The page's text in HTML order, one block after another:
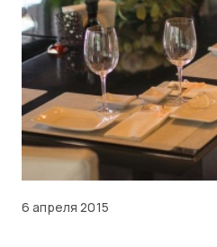
6 апреля 2015